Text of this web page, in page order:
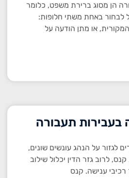
הן מסוג ברירת משפט, כלומר
לבחור באחת משתי חלופות:
או מתן הודעה על
בעבירות תעבורה
לגזור על הנהג עונשים שונים,
לרוב גזר הדין יכלול שילוב
ענישה. קנס